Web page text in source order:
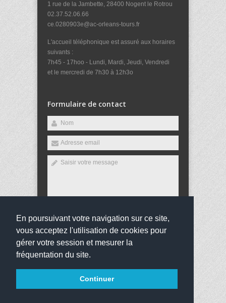
En poursuivant votre navigation sur ce site,
vous acceptez l'utilisation de cookies pour
gérer votre session et mesurer la
fréquentation du site.
Continuer
1 rue de la Jambette, 28400 Nogent le Rotrou
02.37.52.06.66
ce.0280903e@ac-orleans-tours.fr
L'accueil téléphonique est assuré aux horaires
suivants :
7h45 - 17hoo - Lundi, Mardi, Jeudi, Vendredi
et le mercredi de 7h30 à 12h3o
Formulaire de contact
Envoyer
droits réservés
websco